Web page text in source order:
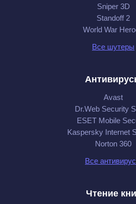
Sniper 3D
Standoff 2
World War
Все шутеры
Avast
Dr.Web Security
ESET Mobile
Kaspersky Internet
Norton 360
Все
Чтение